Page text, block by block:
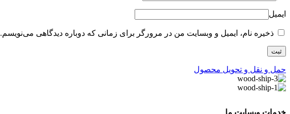
ایمیل
ذخیره نام، ایمیل و وبسایت من در مرورگر برای زمانی که دوباره دیدگاهی می‌نویسم.
حمل و نقل و تحویل محصول
خدمات وبسایت ما